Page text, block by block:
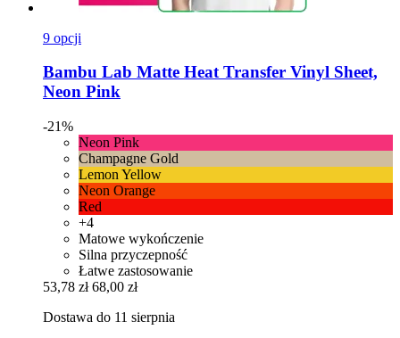
9 opcji
Bambu Lab Matte Heat Transfer Vinyl Sheet,
Neon Pink
-21%
Neon Pink
Champagne Gold
Lemon Yellow
Neon Orange
Red
+4
Matowe wykończenie
Silna przyczepność
Łatwe zastosowanie
53,78 zł 68,00 zł
Dostawa do 11 sierpnia